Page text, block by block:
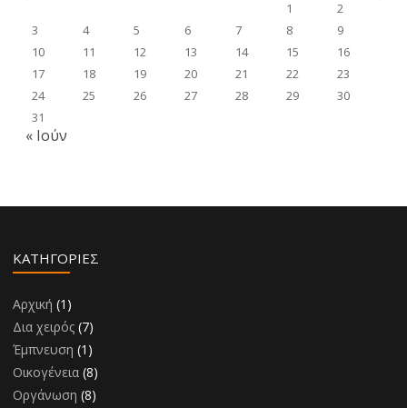
1
2
3
4 5 6 7 8
9
10
11 12 13 14 15
16
17
18 19 20 21 22
23
24
25 26 27 28 29
30
31
« Ιούν
KΑΤΗΓΟΡΊΕΣ
Αρχική (1)
Δια χειρός (7)
Έμπνευση (1)
Οικογένεια (8)
Οργάνωση (8)